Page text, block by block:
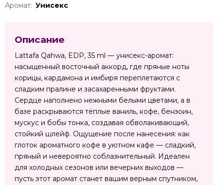
Аромат: Унисекс
Описание
Lattafa Qahwa, EDP, 35 ml — унисекс-аромат:
насыщенный восточный аккорд, где пряные ноты
корицы, кардамона и имбиря переплетаются с
сладким пралине и засахаренными фруктами.
Сердце наполнено нежными белыми цветами, а в
базе раскрываются тёплые ваниль, кофе, бензоин,
мускус и бобы тонка, создавая обволакивающий,
стойкий шлейф. Ощущение после нанесения: как
глоток ароматного кофе в уютном кафе — сладкий,
пряный и невероятно соблазнительный. Идеален
для холодных сезонов или вечерних выходов —
пусть этот аромат станет вашим верным спутником,